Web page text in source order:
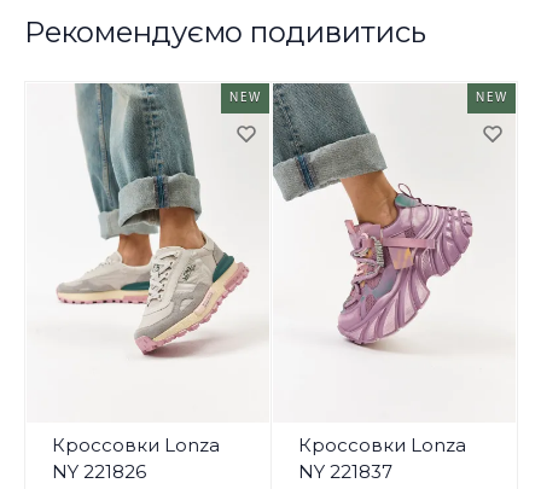
Рекомендуємо подивитись
NEW
Кроссовки Lonza
NY 221826
NEW
Кроссовки Lonza
NY 221837